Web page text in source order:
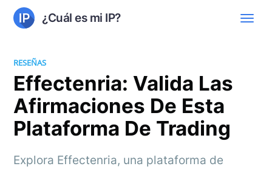
¿Cuál es mi IP?
RESEÑAS
Effectenria: Valida Las
Afirmaciones De Esta
Plataforma De Trading
Explora Effectenria, una plataforma de